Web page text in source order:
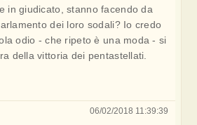
in giudicato, stanno facendo da
dei loro sodali? Io credo
odio - che ripeto è una moda - si
della vittoria dei pentastellati.
06/02/2018 11:39:39